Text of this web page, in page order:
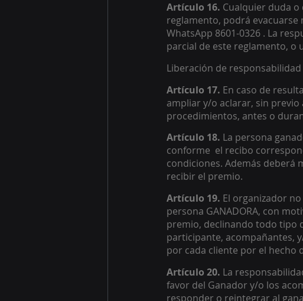
Artículo 16. Cualquier duda
reglamento, podrá
WhatsApp 8601-0326 . La
parcial de este reglamento, o
Liberación de responsabilidad
Artículo 17. En caso de
ampliar y/o aclarar, sin
procedimientos, antes o
Artículo 18. La persona
conforme  el recibo
condiciones. Además deberá
recibir el premio.
Artículo 19. El organizador
persona GANADORA, con
premio, declinando todo tipo
participante, acompañantes,
por cada cliente por el hecho
Artículo 20. La
favor del Ganador y/o los
responder o reintegrar al